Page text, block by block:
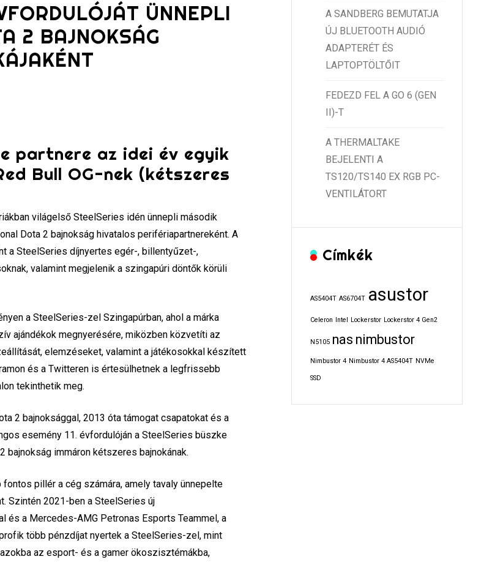
ÜNNEPLI
2 BAJNOKSÁG
partnere az idei év egyik
Bull OG-nek (kétszeres
világelső SteelSeries idén ünnepli második
Dota 2 bajnokság hivatalos perifériapartnereként. A
a SteelSeries díjnyertes egér-, billentyűzet-,
valamint megjelenik a szingapúri döntők körüli
a SteelSeries-zel Szingapúrban, ahol a márka
ajándékok megnyerésére, miközben közvetíti az
elemzéseket, valamint a játékosokkal készített
és a Twitteren is értesülhetnek a legfrissebb
tekinthetik meg.
2 bajnoksággal, 2013 óta támogat csapatokat és a
esemény 11. évfordulóján a SteelSeries büszke
bajnokság immáron kétszeres bajnokának.
pillér a cég számára, amely tavaly ünnepelte
Szintén 2021-ben a SteelSeries új
és a Mercedes-AMG Petronas Esports Teammel, a
több pénzdíjat nyertek a SteelSeries-zel, mint
az esport- és a gamer ökoszisztémákba,
A SANDBERG BEMUTATJA
ÚJ BLUETOOTH AUDIÓ
ADAPTERÉT ÉS
LAPTOPTÖLTŐIT
FEDEZD FEL A GO 6 (GEN
II)-T
A THERMALTAKE
BEJELENTI A
TS120/TS140 EX RGB PC-
VENTILÁTORT
Címkék
AS5404T AS6704T asustor
Celeron Intel Lockerstor Lockerstor 4 Gen2
N5105 nas nimbustor
Nimbustor 4 Nimbustor 4 AS5404T NVMe
SSD